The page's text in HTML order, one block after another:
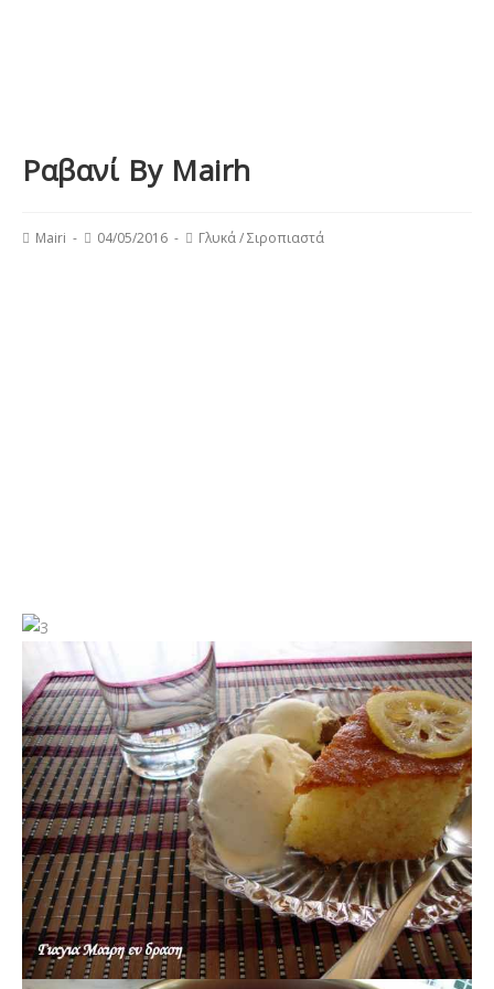
Ραβανί By Mairh
Μια συνταγούλα από το Αλικάκι μου
Υλικά
1 συσκευασία σιμιγδάλι χοντρό
1 κεσεδάκι γιαούρτι
1 ποτήρι του νερού σπορέλαιο
1 ποτήρι του νερού ζάχαρη
4 αυγά
1 φακελάκι μπεικιν
Σιρόπι